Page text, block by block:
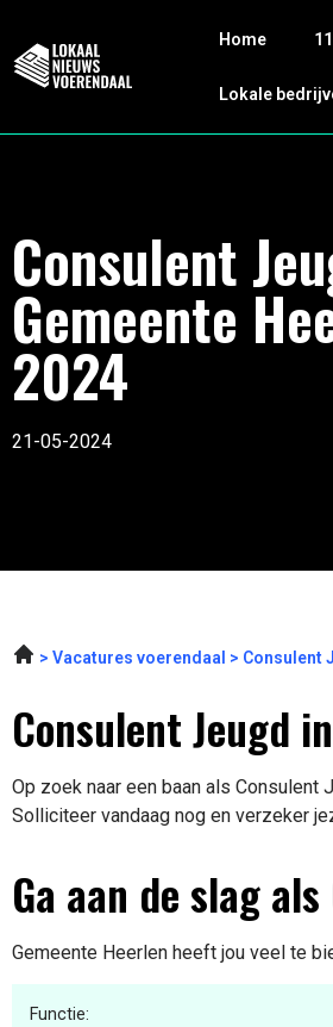
Home
Lokale
Consulent
Gemeente
2024
21-05-2024
Vacatures voerendaal Consulent
Consulent Jeugd
Op zoek naar een baan als Consulent
Solliciteer vandaag nog en verzeker
Ga aan de slag
Gemeente Heerlen heeft jou veel te
Functie: